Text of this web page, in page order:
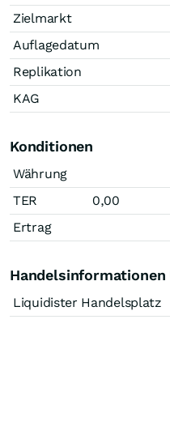
Zielmarkt
Auflagedatum
Replikation
KAG
Konditionen
Währung
TER
0,00
Ertrag
Handelsinformationen
Liquidister Handelsplatz